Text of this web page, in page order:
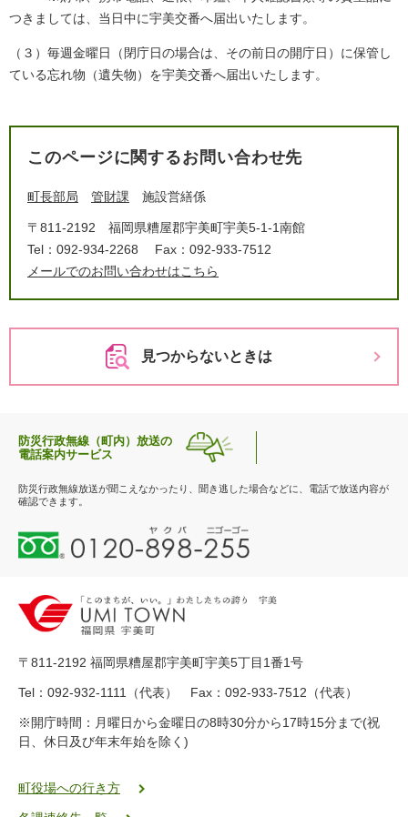
つきましては、当日中に宇美交番へ届出いたします。
（３）毎週金曜日（閉庁日の場合は、その前日の開庁日）に保管し
ている忘れ物（遺失物）を宇美交番へ届出いたします。
このページに関するお問い合わせ先
町長部局 管財課 施設営繕係
〒811-2192
福岡県糟屋郡宇美町宇美5-1-1南館
Tel：092-934-2268
Fax：092-933-7512
メールでのお問い合わせはこちら
見つからないときは
防災行政無線（町内）放送の
電話案内サービス
防災行政無線放送が聞こえなかったり、聞き逃した場合などに、電話で放送内容が
確認できます。
0
1
-
8
-
5
5
ク
〒811-2192 福岡県糟屋郡宇美町宇美5丁目1番1号
Tel：092-932-1111（代表） Fax：092-933-7512（代表）
※開庁時間：月曜日から金曜日の8時30分から17時15分まで(祝
日、休日及び年末年始を除く)
町役場への行き方